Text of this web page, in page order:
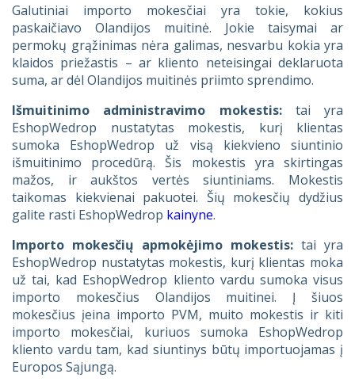
Galutiniai importo mokesčiai yra tokie, kokius
paskaičiavo Olandijos muitinė. Jokie taisymai ar
permokų grąžinimas nėra galimas, nesvarbu kokia yra
klaidos priežastis – ar kliento neteisingai deklaruota
suma, ar dėl Olandijos muitinės priimto sprendimo.
Išmuitinimo administravimo mokestis: tai yra
EshopWedrop nustatytas mokestis, kurį klientas
sumoka EshopWedrop už visą kiekvieno siuntinio
išmuitinimo procedūrą. Šis mokestis yra skirtingas
mažos, ir aukštos vertės siuntiniams. Mokestis
taikomas kiekvienai pakuotei. Šių mokesčių dydžius
galite rasti EshopWedrop kainyne.
Importo mokesčių apmokėjimo mokestis: tai yra
EshopWedrop nustatytas mokestis, kurį klientas moka
už tai, kad EshopWedrop kliento vardu sumoka visus
importo mokesčius Olandijos muitinei. Į šiuos
mokesčius įeina importo PVM, muito mokestis ir kiti
importo mokesčiai, kuriuos sumoka EshopWedrop
kliento vardu tam, kad siuntinys būtų importuojamas į
Europos Sąjungą.